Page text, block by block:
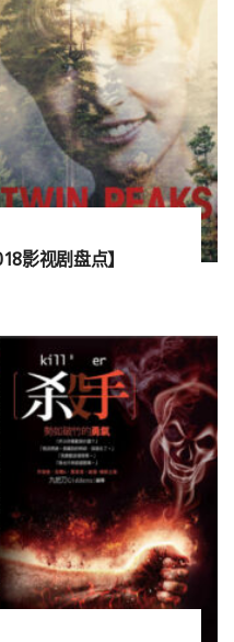
影视剧盘点】